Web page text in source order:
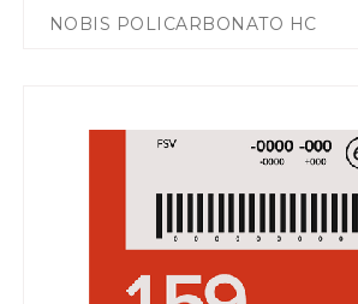
NOBIS POLICARBONATO HC